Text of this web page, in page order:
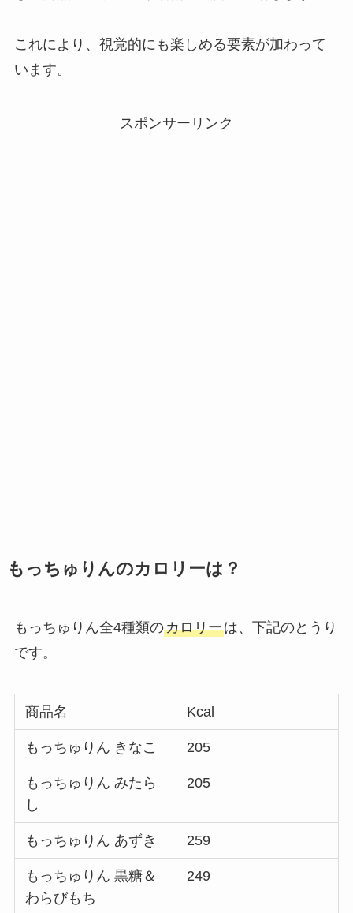
これにより、視覚的にも楽しめる要素が加わって
います。
スポンサーリンク
もっちゅりんのカロリーは？
もっちゅりん全4種類のカロリーは、下記のとうり
です。
商品名 Kcal
もっちゅりん きなこ 205
もっちゅりん みたら
し
205
もっちゅりん あずき 259
もっちゅりん 黒糖＆
わらびもち
249